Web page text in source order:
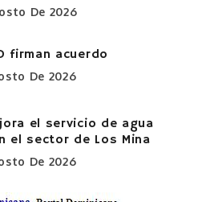
De 2026
firman acuerdo
De 2026
el servicio de agua
el sector de Los Mina
De 2026